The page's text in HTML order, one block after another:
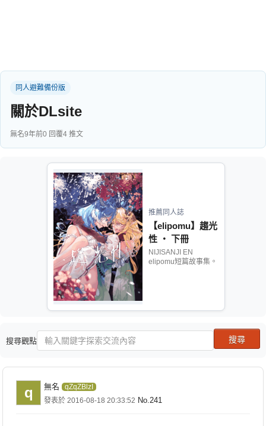
交流中心
攤位轉讓區
會員功能選單
註冊會員
登入
同人避難備份版
關於DLsite
無名9年前0 回覆4 推文
推薦同人誌
【elipomu】趨光
性 ‧ 下冊
NIJISANJI EN
elipomu短篇故事集。
搜尋觀點
q 無名 qZqZBlzI
發表於 2016-08-18 20:33:52 No.241